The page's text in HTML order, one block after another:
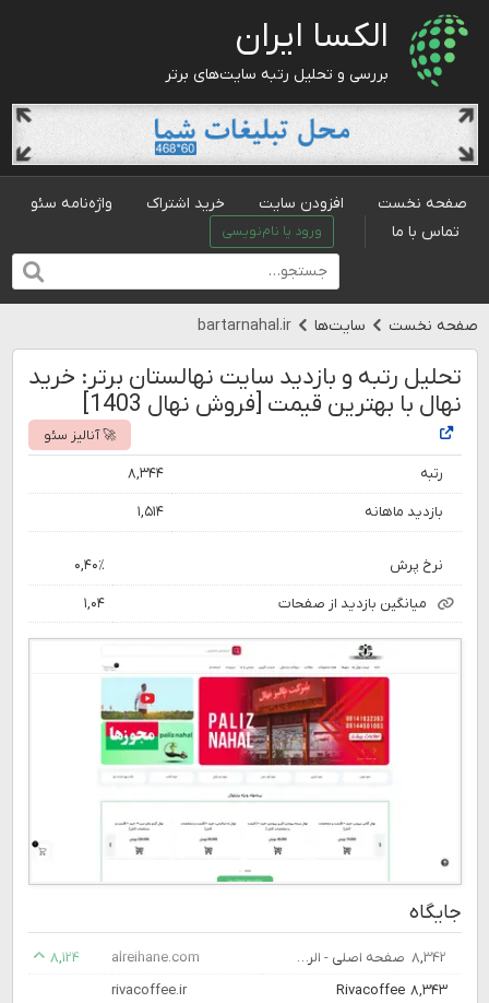
الکسا ایران
بررسی و تحلیل رتبه سایت‌های برتر
صفحه نخست افزودن سایت خرید اشتراک
واژه‌نامه سئو
تماس با ما
ورود یا نام‌نویسی
صفحه نخست سایت‌ها bartarnahal.ir
تحلیل رتبه و بازدید سایت نهالستان برتر: خرید
نهال با بهترین قیمت [فروش نهال 1403]
🚀 آنالیز سئو
رتبه ۸,۳۴۴
بازدید ماهانه ۱,۵۱۴
نرخ پرش ۰,۴۰٪
میانگین بازدید از صفحات ۱,۰۴
جایگاه
۸,۳۴۲ صفحه اصلی - الریحانه alreihane.com
۸,۱۲۴
۸,۳۴۳ Rivacoffee
rivacoffee.ir